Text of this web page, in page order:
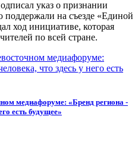
указ о признании
поддержали на съезде «Единой
ход инициативе, которая
по всей стране.
медиафоруме: «Бренд региона -
есть будущее»